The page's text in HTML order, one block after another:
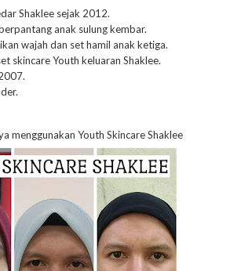
Shaklee sejak 2012.
anak sulung kembar.
wajah dan set hamil anak ketiga.
skincare Youth keluaran Shaklee.
menggunakan Youth Skincare Shaklee